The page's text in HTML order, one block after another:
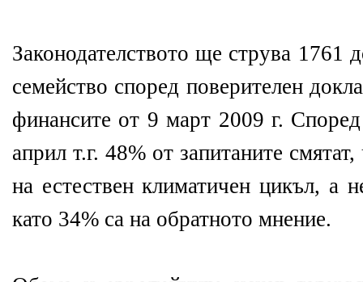
Законодателството ще струва 1761
семейство според поверителен
финансите от 9 март 2009 г.
април т.г. 48% от запитаните
на естествен климатичен цикъл, а
като 34% са на обратното мнение.